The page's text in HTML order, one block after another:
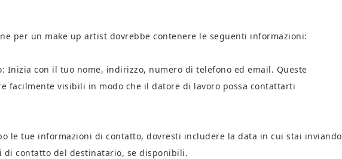
per un make up artist dovrebbe contenere le seguenti informazioni:
Inizia con il tuo nome, indirizzo, numero di telefono ed email. Queste
facilmente visibili in modo che il datore di lavoro possa contattarti
le tue informazioni di contatto, dovresti includere la data in cui stai inviando
di contatto del destinatario, se disponibili.